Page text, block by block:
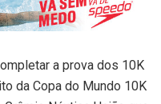
a prova dos 10K
da Copa do Mundo 10K